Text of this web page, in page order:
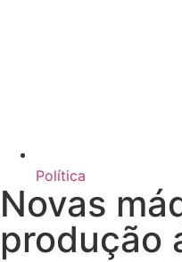
Política
Novas
produção